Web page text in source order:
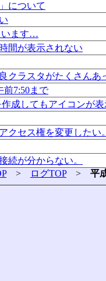
について
います…
間が表示されない
クラスタがたくさんあ
前7:50まで
成してもアイコンが
クセス権を変更したい
続が分からない。
> ログTOP> 平